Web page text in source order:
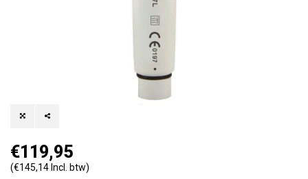
€119,95
(€145,14 Incl. btw)